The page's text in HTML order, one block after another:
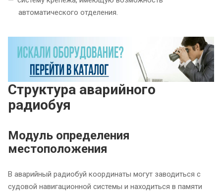
автоматического отделения.
Структура аварийного
радиобуя
Модуль определения
местоположения
В аварийный радиобуй координаты могут заводиться с
судовой навигационной системы и находиться в памяти